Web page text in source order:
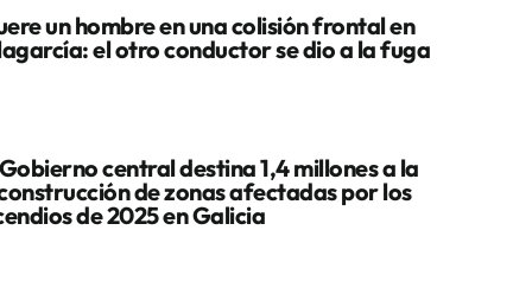
un hombre en una colisión frontal en
el otro conductor se dio a la fuga
central destina 1,4 millones a la
de zonas afectadas por los
de 2025 en Galicia